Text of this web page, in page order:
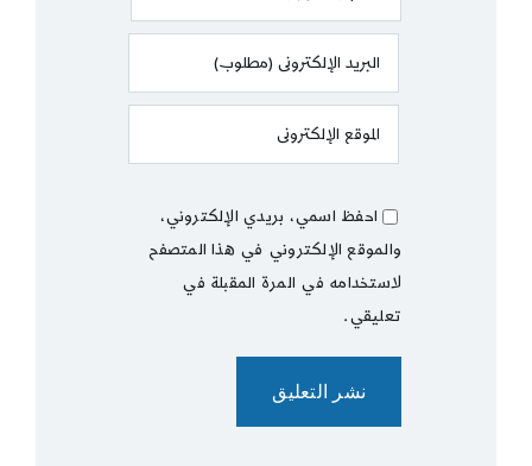
احفظ اسمي، بريدي الإلكتروني،
والموقع الإلكتروني في هذا المتصفح
لاستخدامه في المرة المقبلة في
تعليقي.